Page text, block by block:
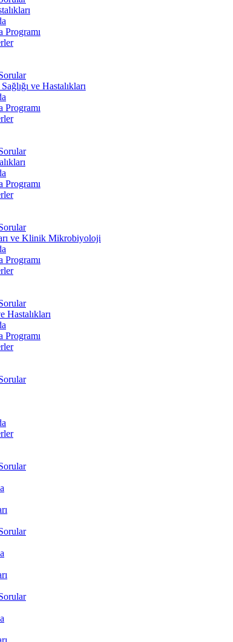
Programı
ve Hastalıkları
Programı
Programı
ve Klinik Mikrobiyoloji
Programı
Hastalıkları
Programı